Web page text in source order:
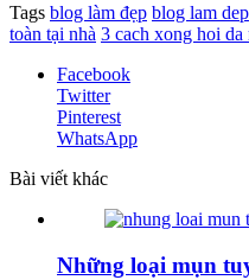
Tags blog làm đẹp blog lam dep
toàn tại nhà 3 cach xong hoi da
Facebook
Twitter
Pinterest
WhatsApp
Bài viết khác
Những loại mụn